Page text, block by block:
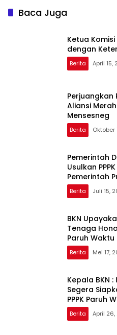
Baca Juga
Ketua
dengan
Berita April 15,
Perjuangkan
Aliansi
Mensesneg
Berita Oktober
Pemerintah
Usulkan
Pemerintah
Batas
Berita Juli 15,
BKN
Tenaga
Paruh Waktu
Berita Mei 17,
Kepala BKN
Segera
PPPK Paruh
Berita April 26,